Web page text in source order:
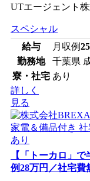
UTエージェント
スペシャル
給与
月収例
勤務地
千葉県
寮・社宅 あり
詳しく
見る
【「トーカロ」
例28万円／社宅費